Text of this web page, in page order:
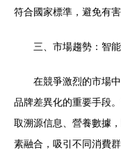
符合國家標準，避免有
三、市場趨勢：智
在競爭激烈的市場
品牌差異化的重要手段
取溯源信息、營養數據
素融合，吸引不同消費